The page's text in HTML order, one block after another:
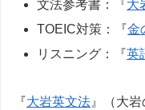
文法参考書：『大
TOEIC対策：『金
リスニング：『英
『大岩英文法 』（大